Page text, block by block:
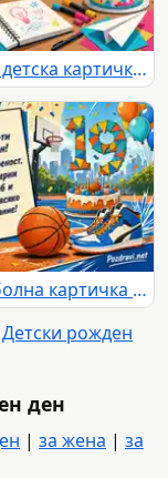
Пъстра детска картичка за 17-ти рожден ден с торта, балони и творчески мотиви
Баскетболна картичка за 19-ти рожден ден с торта и кецове
рожден
ден
| за жена | за